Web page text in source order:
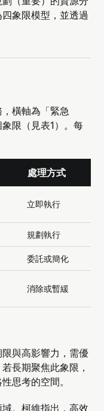
象限模型，並透過
橫軸為「緊急
限（見表1）。每
處理方式
立即執行
規劃執行
委託或簡化
消除或暫緩
與高影響力，需優
長期聚焦此象限，
思考的空間。
。柯維指出，高效